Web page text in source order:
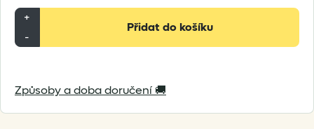
+
-
Kitchen
Pot
Přidat do košíku
Způsoby a doba doručení 🚚